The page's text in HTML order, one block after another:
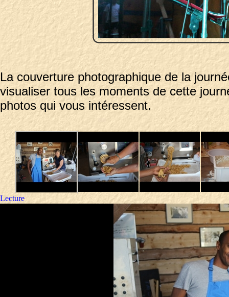
La couverture photographique de la
visualiser tous les moments de cette
photos qui vous intéressent.
Lecture